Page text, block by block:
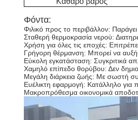
Φόντα:
Φιλικό προς το περιβάλλον:
Σταθερή θερμοκρασία νερού:
Χρήση για όλες τις εποχές:
Γρήγορη θέρμανση: Μπορεί να
Εύκολη εγκατάσταση: Συγκριτικά
Χαμηλό επίπεδο θορύβου: Δεν
Μεγάλη διάρκεια ζωής: Με σωστή
Ευέλικτη εφαρμογή: Κατάλληλο για
Μακροπρόθεσμα οικονομικά